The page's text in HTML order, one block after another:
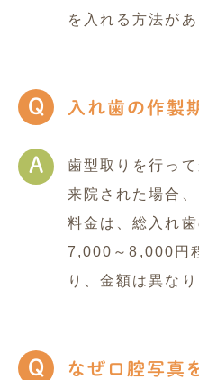
を入れる方法があ
Q 入れ歯の作製
A
歯型取りを行っ
来院された場合
料金は、総入れ
7,000～8,000円
り、金額は異なり
Q なぜ口腔写真